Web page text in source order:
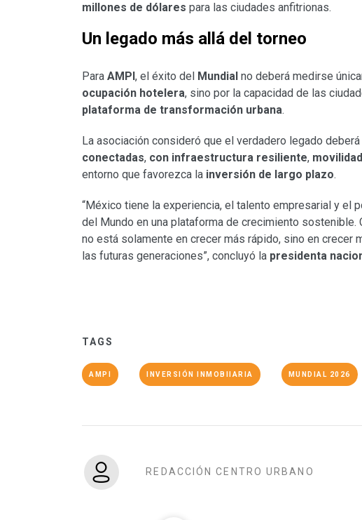
millones de dólares para las ciudades anfitrionas.
Un legado más allá del torneo
Para AMPI , el éxito del Mundial no deberá medirse
ocupación hotelera, sino por la capacidad de las
plataforma de transformación urbana.
La asociación consideró que el verdadero legado
conectadas, con infraestructura resiliente,
entorno que favorezca la inversión de largo plazo.
“México tiene la experiencia, el talento empresarial y el
del Mundo en una plataforma de crecimiento
no está solamente en crecer más rápido, sino en crecer
las futuras generaciones”, concluyó la presidenta
TAGS
AMPI INVERSIÓN INMOBIIARIA MUNDIAL 2026
REDACCIÓN CENTRO URBANO